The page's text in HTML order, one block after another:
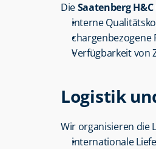
Die Saatenberg H&C
interne
chargenbezogene
Verfügbarkeit von
Logistik
Wir organisieren die
internationale